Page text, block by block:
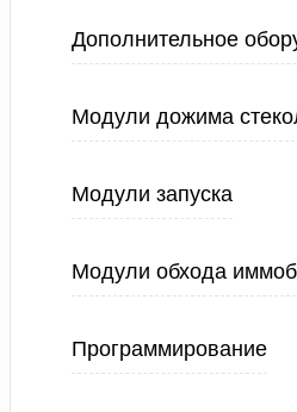
Дополнительное
Модули дожима
Модули запуска
Модули обхода
Программирование